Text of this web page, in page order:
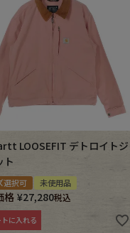
LOOSEFIT デトロイトジ
ト
選択可 未使用品
格 ¥27,280税込
に入れる